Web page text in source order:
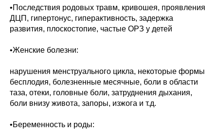
•Последствия родовых травм, кривошея, проявления
ДЦП, гипертонус, гиперактивность, задержка
развития, плоскостопие, частые ОРЗ у детей
•Женские болезни:
нарушения менструального цикла, некоторые формы
бесплодия, болезненные месячные, боли в области
таза, отеки, головные боли, затруднения дыхания,
боли внизу живота, запоры, изжога и т.д.
•Беременность и роды: